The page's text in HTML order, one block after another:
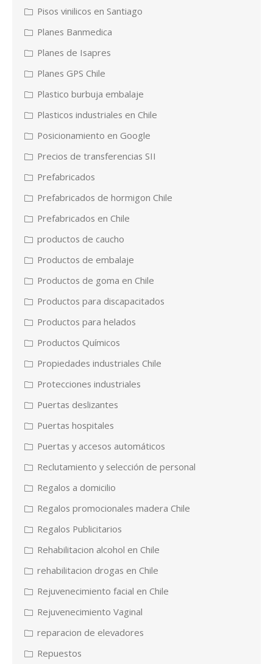
Pisos vinilicos en Santiago
Planes Banmedica
Planes de Isapres
Planes GPS Chile
Plastico burbuja embalaje
Plasticos industriales en Chile
Posicionamiento en Google
Precios de transferencias SII
Prefabricados
Prefabricados de hormigon Chile
Prefabricados en Chile
productos de caucho
Productos de embalaje
Productos de goma en Chile
Productos para discapacitados
Productos para helados
Productos Químicos
Propiedades industriales Chile
Protecciones industriales
Puertas deslizantes
Puertas hospitales
Puertas y accesos automáticos
Reclutamiento y selección de personal
Regalos a domicilio
Regalos promocionales madera Chile
Regalos Publicitarios
Rehabilitacion alcohol en Chile
rehabilitacion drogas en Chile
Rejuvenecimiento facial en Chile
Rejuvenecimiento Vaginal
reparacion de elevadores
Repuestos